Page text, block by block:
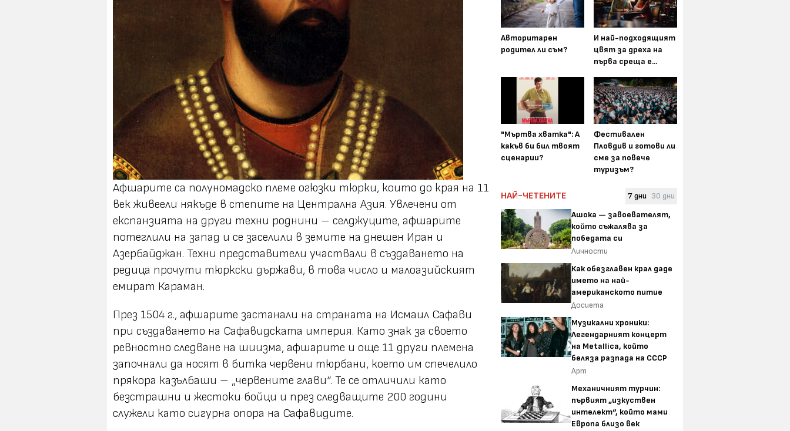
Афшарите са полуномадско племе огюзки тюрки, които до края на 11
век живеели някъде в степите на Централна Азия. Увлечени от
експанзията на други техни роднини – селджуците, афшарите
потеглили на запад и се заселили в земите на днешен Иран и
Азербайджан. Техни представители участвали в създаването на
редица прочути тюркски държави, в това число и малоазийският
емират Караман.
През 1504 г., афшарите застанали на страната на Исмаил Сафави
при създаването на Сафавидската империя. Като знак за своето
ревностно следване на шиизма, афшарите и още 11 други племена
започнали да носят в битка червени тюрбани, което им спечелило
прякора казълбаши – „червените глави“. Те се отличили като
безстрашни и жестоки бойци и през следващите 200 години
служели като сигурна опора на Сафавидите.
Авторитарен
родител ли съм?
И най-подходящият
цвят за дреха на
първа среща е...
"Мъртва хватка": А
какъв би бил твоят
сценарии?
Фестивален
Пловдив и готови ли
сме за повече
туризъм?
НАЙ-ЧЕТЕНИТЕ 7 дни 30 дни
Ашока — завоевателят,
който съжалява за
победата си
Личности
Как обезглавен крал даде
името на най-
американското питие
Досиета
Музикални хроники:
Легендарният концерт
на Metallica, който
беляза разпада на СССР
Арт
Механичният турчин:
първият „изкуствен
интелект“, който мами
Европа близо век